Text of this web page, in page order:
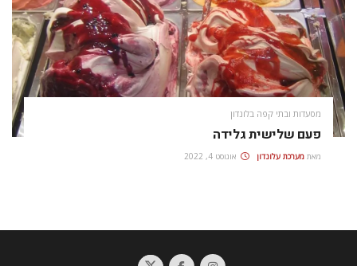
מסעדות ובתי קפה בלונדון
פעם שלישית גלידה
מאת מערכת עלונדון אוגוסט 4, 2022